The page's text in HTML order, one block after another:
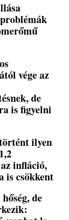
vége az
de
is figyelni
ilyen
infláció,
is csökkent
de